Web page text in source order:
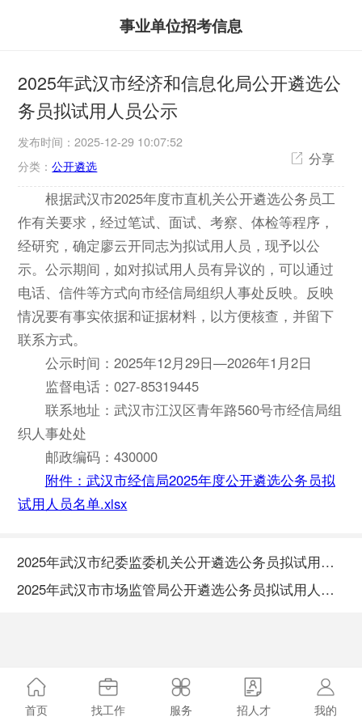
事业单位招考信息
2025年武汉市经济和信息化局公开遴选公
务员拟试用人员公示
发布时间：2025-12-29 10:07:52
分类：公开遴选 分享
根据武汉市2025年度市直机关公开遴选公务员工
作有关要求，经过笔试、面试、考察、体检等程序，
经研究，确定廖云开同志为拟试用人员，现予以公
示。公示期间，如对拟试用人员有异议的，可以通过
电话、信件等方式向市经信局组织人事处反映。反映
情况要有事实依据和证据材料，以方便核查，并留下
联系方式。
公示时间：2025年12月29日—2026年1月2日
监督电话：027-85319445
联系地址：武汉市江汉区青年路560号市经信局组
织人事处处
邮政编码：430000
附件：武汉市经信局2025年度公开遴选公务员拟
试用人员名单.xlsx
2025年武汉市纪委监委机关公开遴选公务员拟试用人员公示
2025年武汉市市场监管局公开遴选公务员拟试用人员公示
首页 找工作 服务 招人才 我的